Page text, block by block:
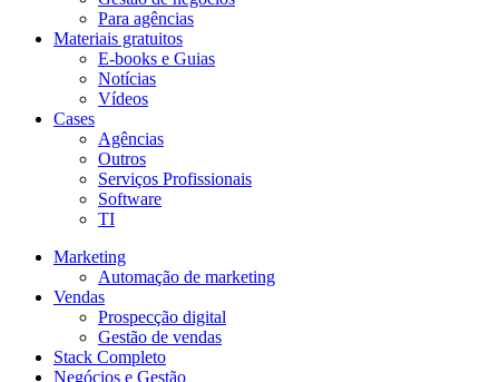
Para agências
Materiais gratuitos
E-books e Guias
Notícias
Vídeos
Cases
Agências
Outros
Serviços Profissionais
Software
TI
Marketing
Automação de marketing
Vendas
Prospecção digital
Gestão de vendas
Stack Completo
Negócios e Gestão